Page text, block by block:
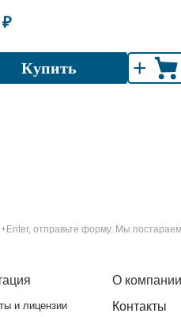
₽
Купить +
отправьте форму. Мы
и лицензии
О компании
Контакты